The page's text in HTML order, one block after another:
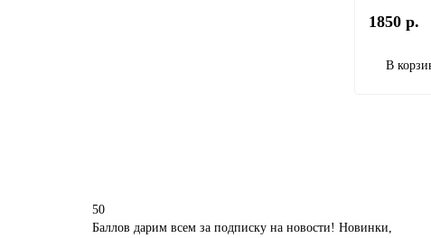
1850 р.
В
50
Баллов дарим всем за подписку на новости! Новинки,